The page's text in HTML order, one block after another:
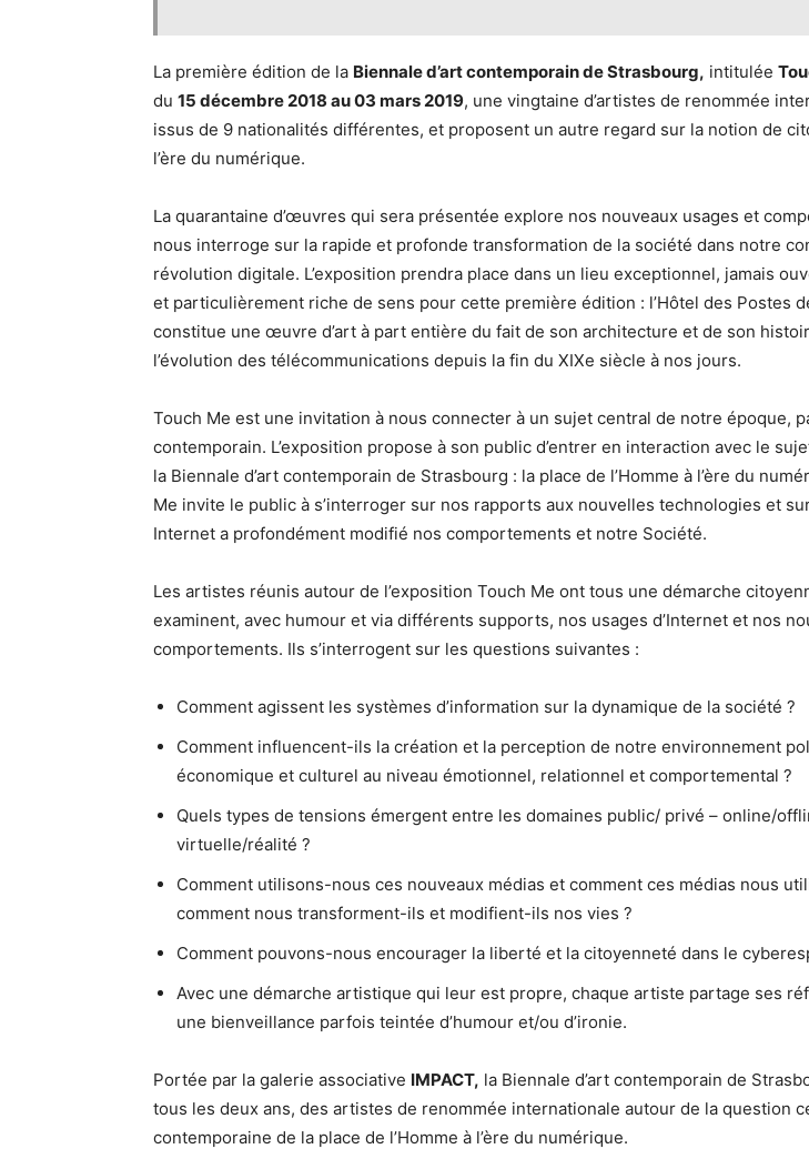
La première édition de la Biennale d’art contemporain de Strasbourg, intitulée
du 15 décembre 2018 au 03 mars 2019, une vingtaine d’artistes de renommée
issus de 9 nationalités différentes, et proposent un autre regard sur la notion de
l’ère du numérique.
La quarantaine d’œuvres qui sera présentée explore nos nouveaux usages et
nous interroge sur la rapide et profonde transformation de la société dans notre
révolution digitale. L’exposition prendra place dans un lieu exceptionnel, jamais
et particulièrement riche de sens pour cette première édition : l’Hôtel des Postes
constitue une œuvre d’art à part entière du fait de son architecture et de son
l’évolution des télécommunications depuis la fin du XIXe siècle à nos jours.
Touch Me est une invitation à nous connecter à un sujet central de notre époque,
contemporain. L’exposition propose à son public d’entrer en interaction avec le
la Biennale d’art contemporain de Strasbourg : la place de l’Homme à l’ère du
Me invite le public à s’interroger sur nos rapports aux nouvelles technologies et
Internet a profondément modifié nos comportements et notre Société.
Les artistes réunis autour de l’exposition Touch Me ont tous une démarche
examinent, avec humour et via différents supports, nos usages d’Internet et nos
comportements. Ils s’interrogent sur les questions suivantes :
Comment agissent les systèmes d’information sur la dynamique de la société ?
Comment influencent-ils la création et la perception de notre environnement
économique et culturel au niveau émotionnel, relationnel et comportemental ?
Quels types de tensions émergent entre les domaines public/ privé – online/
virtuelle/réalité ?
Comment utilisons-nous ces nouveaux médias et comment ces médias nous
comment nous transforment-ils et modifient-ils nos vies ?
Comment pouvons-nous encourager la liberté et la citoyenneté dans le
Avec une démarche artistique qui leur est propre, chaque artiste partage ses
une bienveillance parfois teintée d’humour et/ou d’ironie.
Portée par la galerie associative IMPACT, la Biennale d’art contemporain de
tous les deux ans, des artistes de renommée internationale autour de la question
contemporaine de la place de l’Homme à l’ère du numérique.